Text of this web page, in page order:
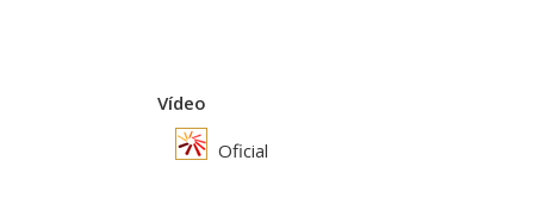
Vídeo
Oficial